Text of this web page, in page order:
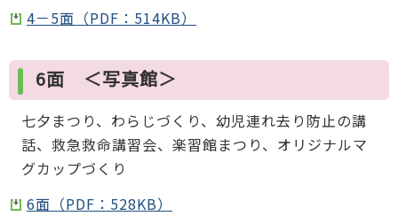
4－5面（PDF：514KB）
6面 ＜写真館＞
七夕まつり、わらじづくり、幼児連れ去り防止の講
話、救急救命講習会、楽習館まつり、オリジナルマ
グカップづくり
6面（PDF：528KB）